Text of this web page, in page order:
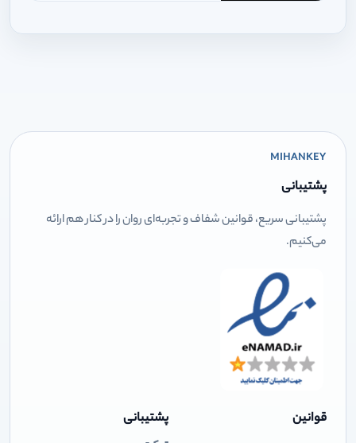
MIHANKEY
پشتیبانی
پشتیبانی سریع، قوانین شفاف و تجربه‌ای روان را در کنار هم ارائه
می‌کنیم.
قوانین پشتیبانی